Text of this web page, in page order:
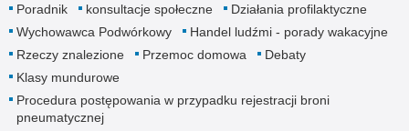
Poradnik konsultacje społeczne
Działania profilaktyczne
Wychowawca Podwórkowy
Handel ludźmi - porady wakacyjne
Rzeczy znalezione
Przemoc domowa
Debaty
Klasy mundurowe
Procedura postępowania w przypadku rejestracji broni
pneumatycznej